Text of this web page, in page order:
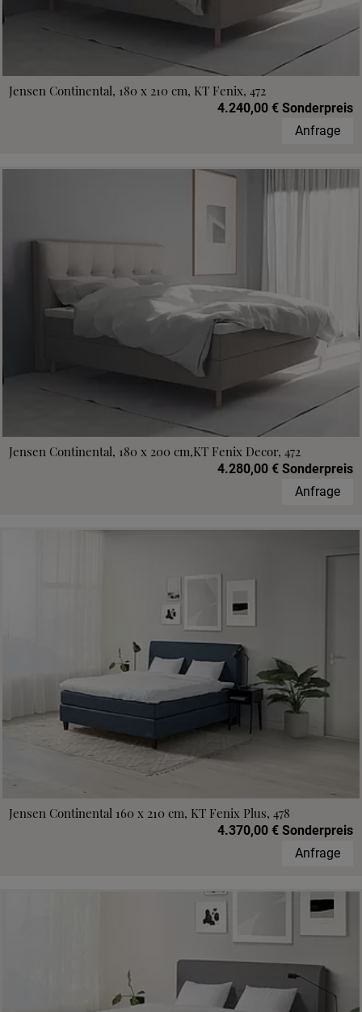
Jensen Continental, 180 x 210 cm, KT Fenix, 472
4.240,00 € Sonderpreis
Anfrage
Jensen Continental, 180 x 200 cm,KT Fenix Decor, 472
4.280,00 € Sonderpreis
Anfrage
Jensen Continental 160 x 210 cm, KT Fenix Plus, 478
4.370,00 € Sonderpreis
Anfrage